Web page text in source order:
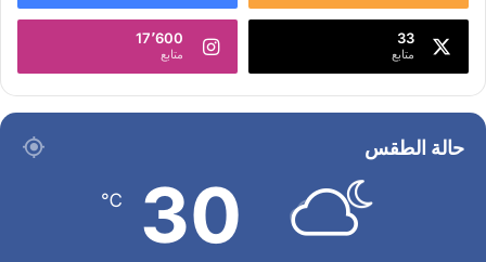
33
متابع
17٬600
متابع
حالة الطقس
30
℃